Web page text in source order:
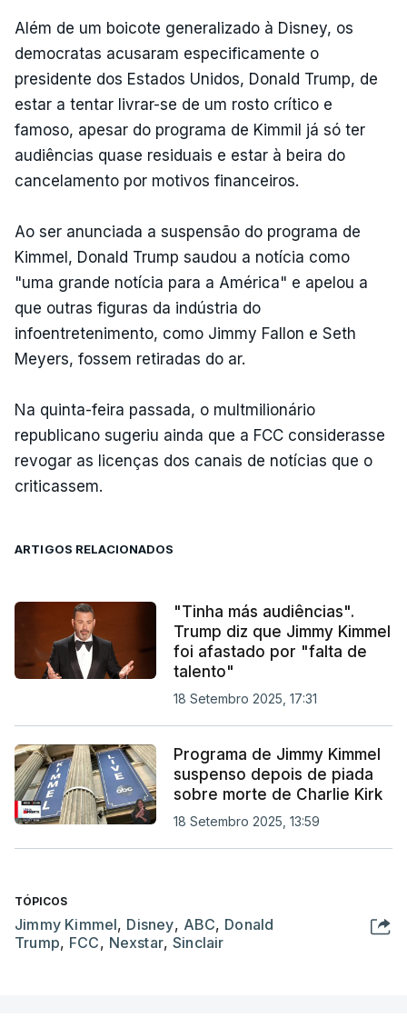
Além de um boicote generalizado à Disney, os
democratas acusaram especificamente o
presidente dos Estados Unidos, Donald Trump, de
estar a tentar livrar-se de um rosto crítico e
famoso, apesar do programa de Kimmil já só ter
audiências quase residuais e estar à beira do
cancelamento por motivos financeiros.
Ao ser anunciada a suspensão do programa de
Kimmel, Donald Trump saudou a notícia como
"uma grande notícia para a América" e apelou a
que outras figuras da indústria do
infoentretenimento, como Jimmy Fallon e Seth
Meyers, fossem retiradas do ar.
Na quinta-feira passada, o multmilionário
republicano sugeriu ainda que a FCC considerasse
revogar as licenças dos canais de notícias que o
criticassem.
ARTIGOS RELACIONADOS
"Tinha más audiências".
Trump diz que Jimmy Kimmel
foi afastado por "falta de
talento"
18 Setembro 2025, 17:31
Programa de Jimmy Kimmel
suspenso depois de piada
sobre morte de Charlie Kirk
18 Setembro 2025, 13:59
TÓPICOS
Jimmy Kimmel, Disney, ABC, Donald
Trump, FCC, Nexstar,Sinclair